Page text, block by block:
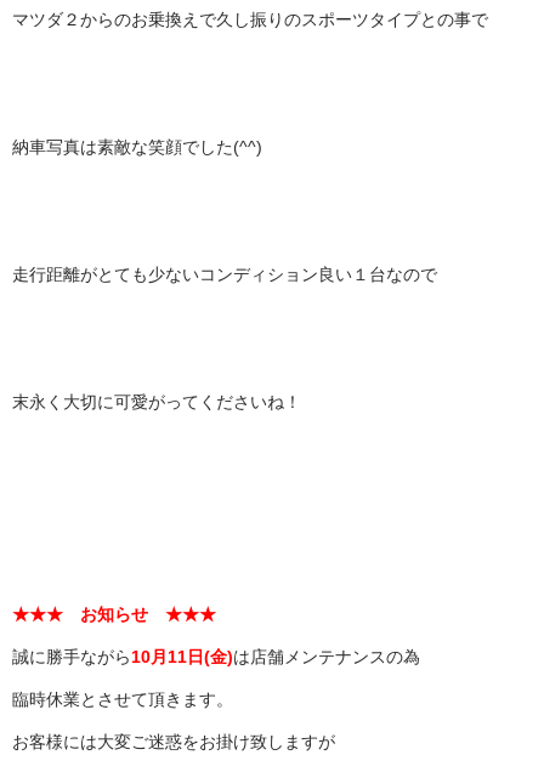
マツダ２からのお乗換えで久し振りのスポーツタイプとの事で
納車写真は素敵な笑顔でした(^^)
走行距離がとても少ないコンディション良い１台なので
末永く大切に可愛がってくださいね！
★★★ お知らせ ★★★
誠に勝手ながら10月11日(金)は店舗メンテナンスの為
臨時休業とさせて頂きます。
お客様には大変ご迷惑をお掛け致しますが